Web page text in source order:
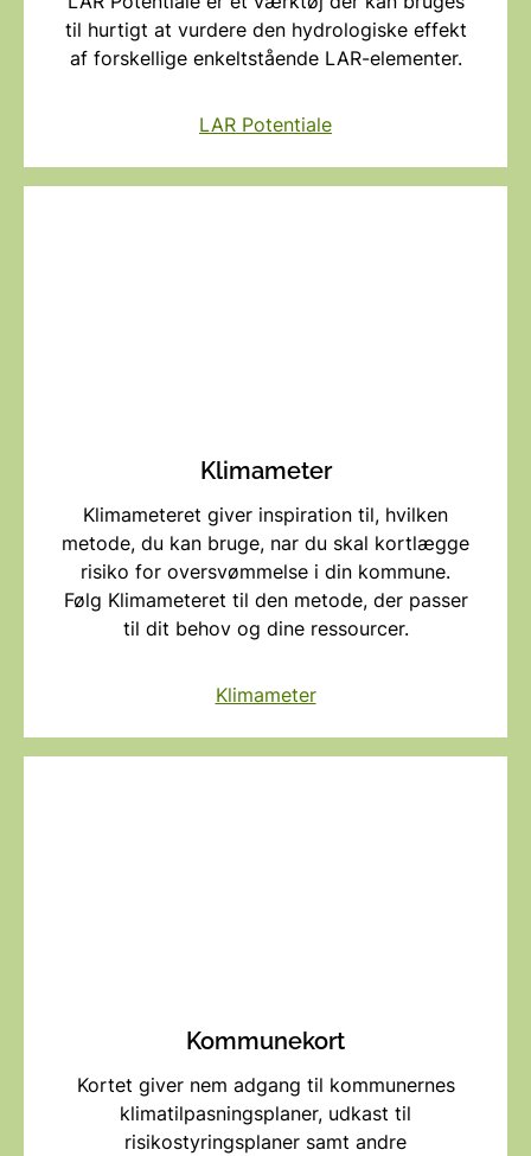
til hurtigt at vurdere den hydrologiske effekt
af forskellige enkeltstående LAR-elementer.
LAR Potentiale
Klimameter
Klimameteret giver inspiration til, hvilken
metode, du kan bruge, nar du skal kortlægge
risiko for oversvømmelse i din kommune.
Følg Klimameteret til den metode, der passer
til dit behov og dine ressourcer.
Klimameter
Kommunekort
Kortet giver nem adgang til kommunernes
klimatilpasningsplaner, udkast til
risikostyringsplaner samt andre